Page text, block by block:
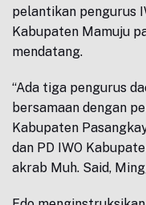
pelantikan pengurus
Kabupaten Mamuju
mendatang.
“Ada tiga pengurus
bersamaan dengan
Kabupaten
dan PD IWO
akrab Muh. Said,